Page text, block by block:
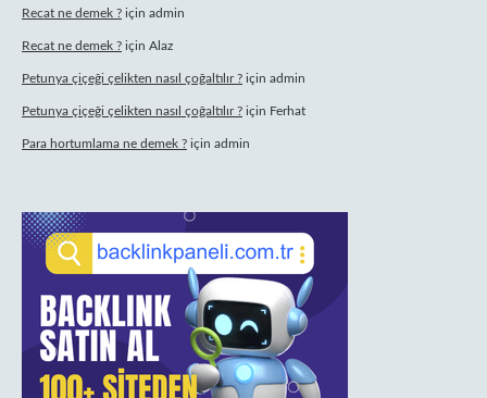
Recat ne demek ? için admin
Recat ne demek ? için Alaz
Petunya çiçeği çelikten nasıl çoğaltılır ? için admin
Petunya çiçeği çelikten nasıl çoğaltılır ? için Ferhat
Para hortumlama ne demek ? için admin